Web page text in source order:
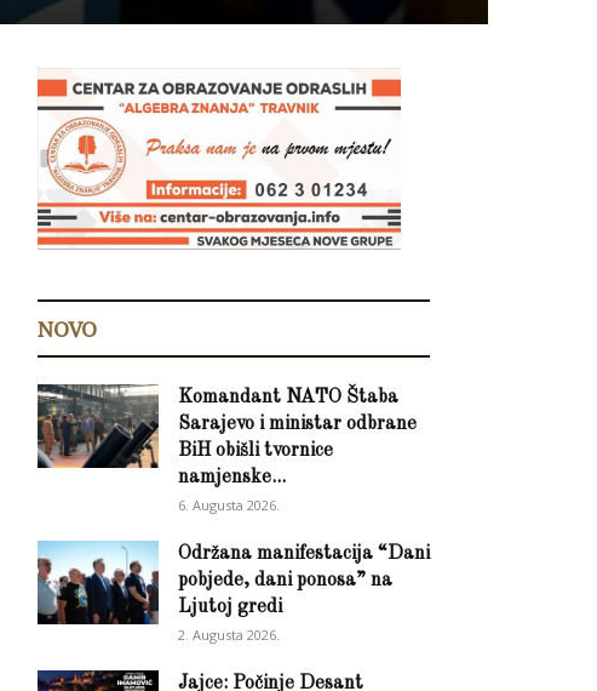
NOVO
Komandant NATO Štaba
Sarajevo i ministar odbrane
BiH obišli tvornice
namjenske...
6. Augusta 2026.
Održana manifestacija “Dani
pobjede, dani ponosa” na
Ljutoj gredi
2. Augusta 2026.
Jajce: Počinje Desant